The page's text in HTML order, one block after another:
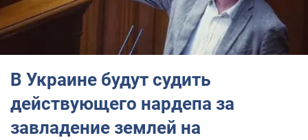
В Украине будут судить
действующего нардепа за
завладение землей на